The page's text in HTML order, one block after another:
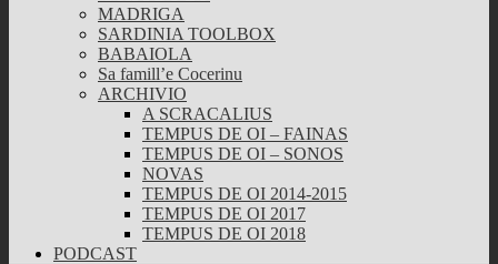
MADRIGA
SARDINIA TOOLBOX
BABAIOLA
Sa famill’e Cocerinu
ARCHIVIO
A SCRACALIUS
TEMPUS DE OI – FAINAS
TEMPUS DE OI – SONOS
NOVAS
TEMPUS DE OI 2014-2015
TEMPUS DE OI 2017
TEMPUS DE OI 2018
PODCAST